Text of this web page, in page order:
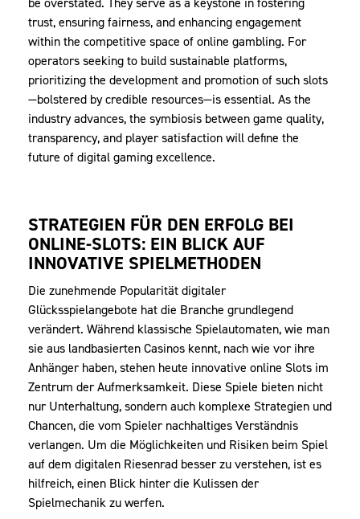
trust, ensuring fairness, and enhancing engagement
within the competitive space of online gambling. For
operators seeking to build sustainable platforms,
prioritizing the development and promotion of such slots
—bolstered by credible resources—is essential. As the
industry advances, the symbiosis between game quality,
transparency, and player satisfaction will define the
future of digital gaming excellence.
STRATEGIEN FÜR DEN ERFOLG BEI
ONLINE-SLOTS: EIN BLICK AUF
INNOVATIVE SPIELMETHODEN
Die zunehmende Popularität digitaler
Glücksspielangebote hat die Branche grundlegend
verändert. Während klassische Spielautomaten, wie man
sie aus landbasierten Casinos kennt, nach wie vor ihre
Anhänger haben, stehen heute innovative online Slots im
Zentrum der Aufmerksamkeit. Diese Spiele bieten nicht
nur Unterhaltung, sondern auch komplexe Strategien und
Chancen, die vom Spieler nachhaltiges Verständnis
verlangen. Um die Möglichkeiten und Risiken beim Spiel
auf dem digitalen Riesenrad besser zu verstehen, ist es
hilfreich, einen Blick hinter die Kulissen der
Spielmechanik zu werfen.